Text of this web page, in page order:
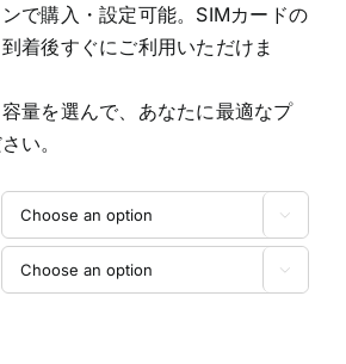
で購入・設定可能。SIMカードの
着後すぐにご利用いただけま
量を選んで、あなたに最適なプ
い。

